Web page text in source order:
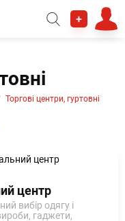
+
Торгові центри, гуртовні
центр
вибір одягу і
гаджети,